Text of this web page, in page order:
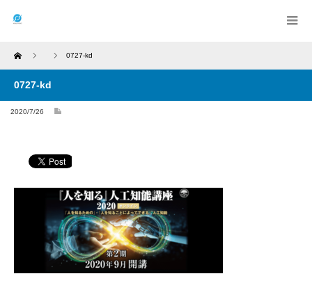
Home 0727-kd
0727-kd
2020/7/26